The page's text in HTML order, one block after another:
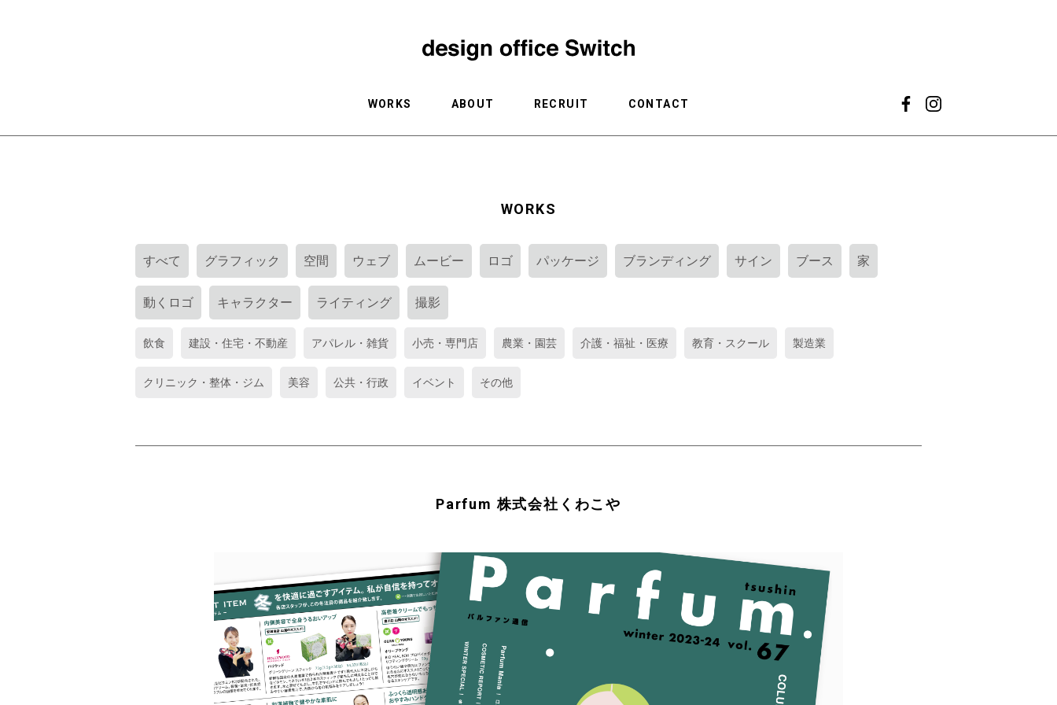
WORKS ABOUT RECRUIT CONTACT
WORKS
すべて グラフィック 空間 ウェブ ムービー ロゴ パッケージ ブランディング サイン ブース 家
動くロゴ キャラクター ライティング 撮影
飲食 建設・住宅・不動産 アパレル・雑貨 小売・専門店 農業・園芸 介護・福祉・医療 教育・スクール 製造業
クリニック・整体・ジム 美容 公共・行政 イベント その他
Parfum 株式会社くわこや